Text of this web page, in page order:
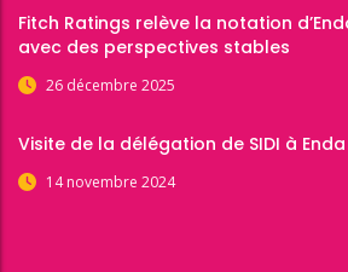
Fitch Ratings relève la notation
avec des perspectives stables
26 décembre 2025
Visite de la délégation de SIDI à Enda
14 novembre 2024